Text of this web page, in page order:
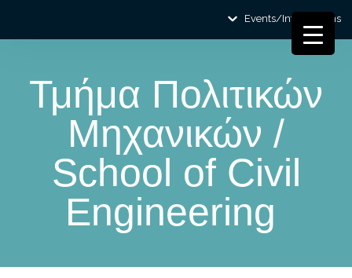
Events/Informations
Τμήμα Πολιτικών
Μηχανικών /
School of Civil
Engineering